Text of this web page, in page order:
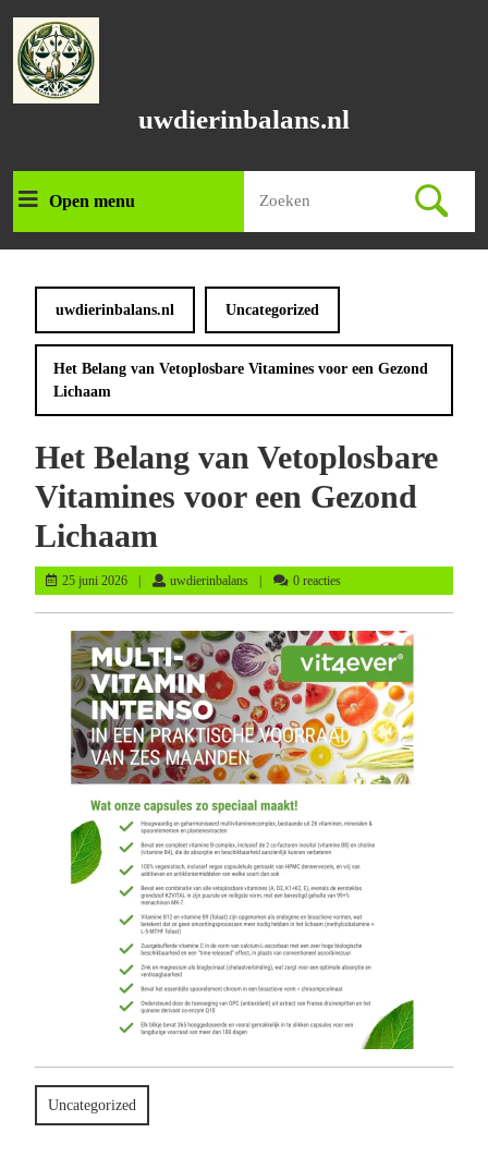
naar
inhoud
uwdierinbalans.nl
Open menuOpen
menu
naar:
uwdierinbalans.nl Uncategorized
Het Belang van Vetoplosbare Vitamines voor een Gezond
Lichaam
Het Belang van Vetoplosbare
Vitamines voor een Gezond
Lichaam
25 juni 202625
juni
uwdierinbalansuwdierinbalans
0 reacties
Uncategorized